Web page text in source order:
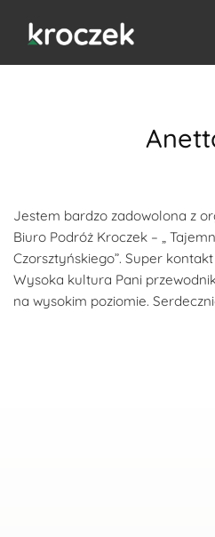
Jestem bardzo zadowolona z
Biuro Podróż Kroczek – „
Czorsztyńskiego”. Super
Wysoka kultura Pani
na wysokim poziomie.